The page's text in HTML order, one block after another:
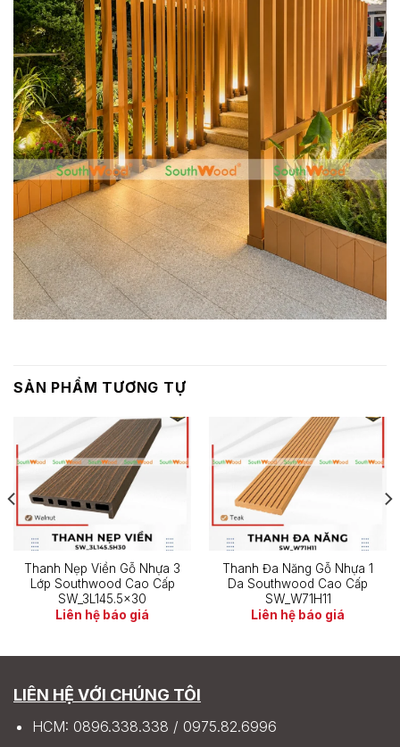
SẢN PHẨM TƯƠNG TỰ
Thanh Nẹp Viền Gỗ Nhựa 3
Lớp Southwood Cao Cấp
SW_3L145.5×30
Liên hệ báo giá
Thanh Đa Năng Gỗ Nhựa 1
Da Southwood Cao Cấp
SW_W71H11
Liên hệ báo giá
LIÊN HỆ VỚI CHÚNG TÔI
HCM: 0896.338.338 / 0975.82.6996